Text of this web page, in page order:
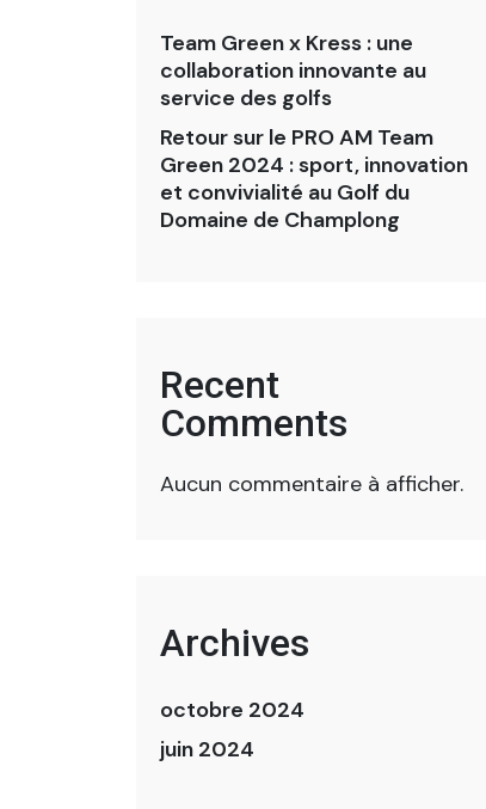
Team Green x Kress : une
collaboration innovante au
service des golfs
Retour sur le PRO AM Team
Green 2024 : sport, innovation
et convivialité au Golf du
Domaine de Champlong
Recent
Comments
Aucun commentaire à afficher.
Archives
octobre 2024
juin 2024